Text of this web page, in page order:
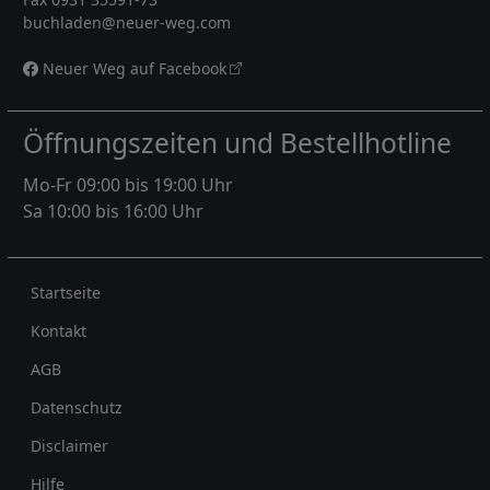
buchladen@neuer-weg.com
Neuer Weg auf Facebook
Öffnungszeiten und Bestellhotline
Mo-Fr 09:00 bis 19:00 Uhr
Sa 10:00 bis 16:00 Uhr
Rechtliches
Startseite
Kontakt
AGB
Datenschutz
Disclaimer
Hilfe